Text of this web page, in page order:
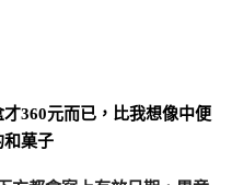
才360元而已，比我想像中便
和菓子